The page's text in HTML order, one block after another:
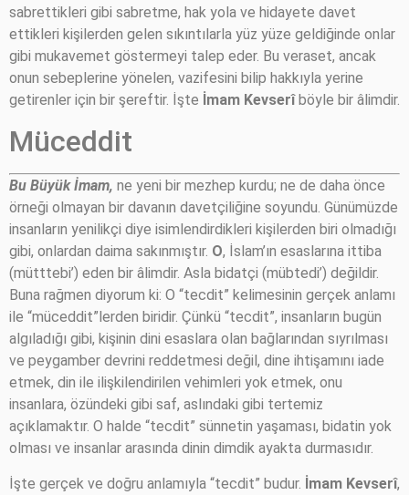
sabrettikleri gibi sabretme, hak yola ve hidayete davet
ettikleri kişilerden gelen sıkıntılarla yüz yüze geldiğinde onlar
gibi mukavemet göstermeyi talep eder. Bu veraset, ancak
onun sebeplerine yönelen, vazifesini bilip hakkıyla yerine
getirenler için bir şereftir. İşte İmam Kevserîböyle bir âlimdir.
Müceddit
Bu Büyük İmam, ne yeni bir mezhep kurdu; ne de daha önce
örneği olmayan bir davanın davetçiliğine soyundu. Günümüzde
insanların yenilikçi diye isimlendirdikleri kişilerden biri olmadığı
gibi, onlardan daima sakınmıştır. O, İslam’ın esaslarına ittiba
(mütttebi’) eden bir âlimdir. Asla bidatçi (mübtedi’) değildir.
Buna rağmen diyorum ki: O “tecdit” kelimesinin gerçek anlamı
ile “müceddit”lerden biridir. Çünkü “tecdit”, insanların bugün
algıladığı gibi, kişinin dini esaslara olan bağlarından sıyrılması
ve peygamber devrini reddetmesi değil, dine ihtişamını iade
etmek, din ile ilişkilendirilen vehimleri yok etmek, onu
insanlara, özündeki gibi saf, aslındaki gibi tertemiz
açıklamaktır. O halde “tecdit” sünnetin yaşaması, bidatin yok
olması ve insanlar arasında dinin dimdik ayakta durmasıdır.
İşte gerçek ve doğru anlamıyla “tecdit” budur. İmam Kevserî,